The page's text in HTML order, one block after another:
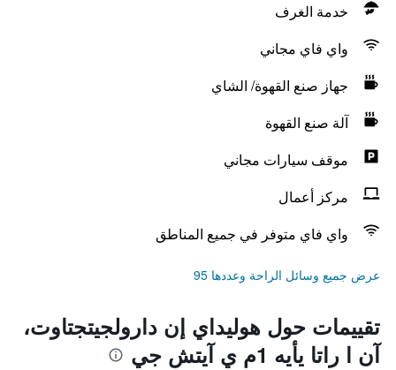
خدمة الغرف
واي فاي مجاني
جهاز صنع القهوة/ الشاي
آلة صنع القهوة
موقف سيارات مجاني
مركز أعمال
واي فاي متوفر في جميع المناطق
عرض جميع وسائل الراحة وعددها 95
تقييمات حول هوليداي إن دارولجيتجتاوت،
آن ا راتا يأيه 1م ي آيتش جي